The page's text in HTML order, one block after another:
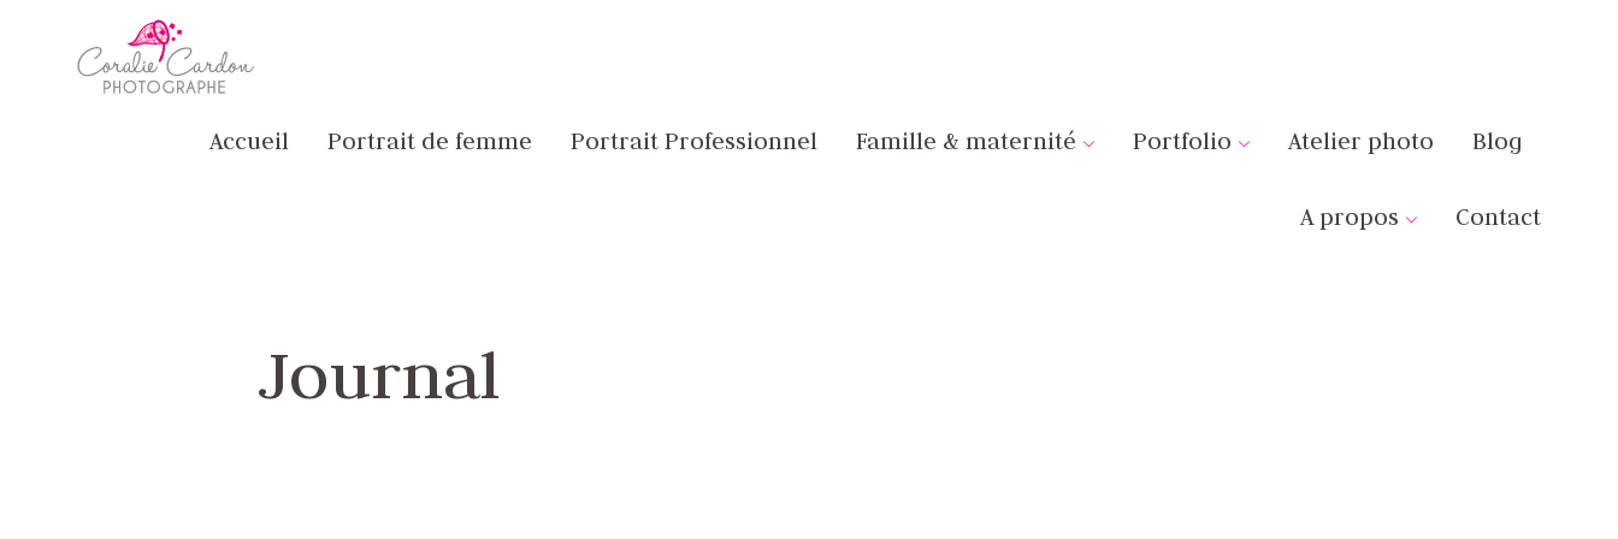
Accueil Portrait de femme Portrait Professionnel Famille & maternité Portfolio Atelier photo Blog
A propos Contact
Journal